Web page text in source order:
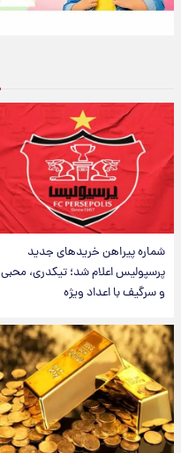
شماره پیراهن خریدهای جدید
پرسپولیس اعلام شد؛ تیکدری، محبی
و سرگیف با اعداد ویژه